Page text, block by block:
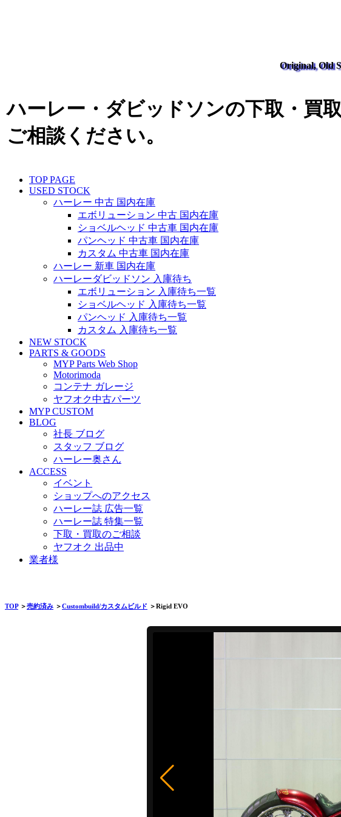
Original, Old
ハーレー・ダビッドソンの下取・買
ご相談ください。
TOP PAGE
USED STOCK
ハーレー 中古 国内在庫
エボリューション 中古 国内在庫
ショベルヘッド 中古車 国内在庫
パンヘッド 中古車 国内在庫
カスタム 中古車 国内在庫
ハーレー 新車 国内在庫
ハーレーダビッドソン 入庫待ち
エボリューション 入庫待ち一覧
ショベルヘッド 入庫待ち一覧
パンヘッド 入庫待ち一覧
カスタム 入庫待ち一覧
NEW STOCK
PARTS & GOODS
MYP Parts Web Shop
Motorimoda
コンテナ ガレージ
ヤフオク中古パーツ
MYP CUSTOM
BLOG
社長 ブログ
スタッフ ブログ
ハーレー奥さん
ACCESS
イベント
ショップへのアクセス
ハーレー誌 広告一覧
ハーレー誌 特集一覧
下取・買取のご相談
ヤフオク 出品中
業者様
TOP＞売約済み ＞Custombuild/カスタムビルド ＞Rigid EVO